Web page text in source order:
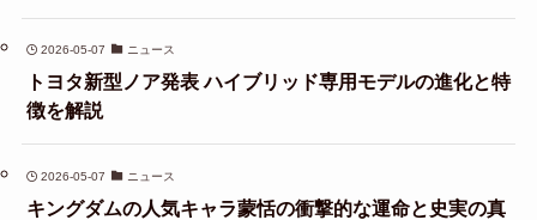
2026-05-07 ニュース
トヨタ新型ノア発表 ハイブリッド専用モデルの進化と特
徴を解説
2026-05-07 ニュース
キングダムの人気キャラ蒙恬の衝撃的な運命と史実の真